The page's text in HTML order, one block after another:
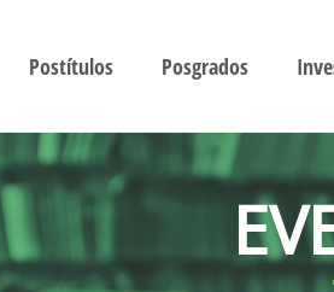
Postítulos Posgrados